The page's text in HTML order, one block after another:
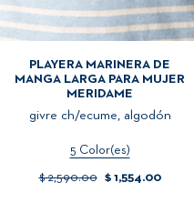
PLAYERA MARINERA DE
MANGA LARGA PARA MUJER
MERIDAME
givre ch/ecume, algodón
5 Color(es)
$ 2,590.00 $ 1,554.00